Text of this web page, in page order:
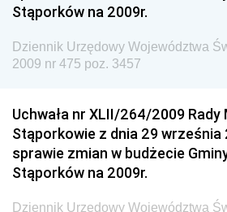
Dziennik Urzędowy Wyższego
Dziennik Urzędowy Prezesa
Kolejowego
Technologii
Dziennik Urzędowy Ministra
Dziennik Urzędowy Naczelnego
Państwowych
Dziennik Urzędowy Ministra
Stąporków na 2009r.
Dziennik Urzędowy Województwa
2009 nr 475 poz. 3457
Uchwała nr XLII/264/2009 Rady
Stąporkowie z dnia 29 września
sprawie zmian w budżecie
Stąporków na 2009r.
Dziennik Urzędowy Województwa